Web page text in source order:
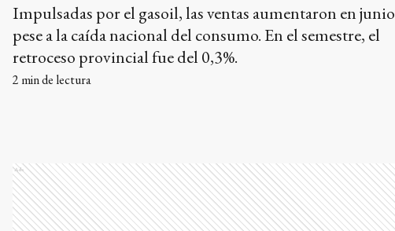
Impulsadas por el gasoil, las ventas aumentaron en junio
pese a la caída nacional del consumo. En el semestre, el
retroceso provincial fue del 0,3%.
2 min de lectura
Ads